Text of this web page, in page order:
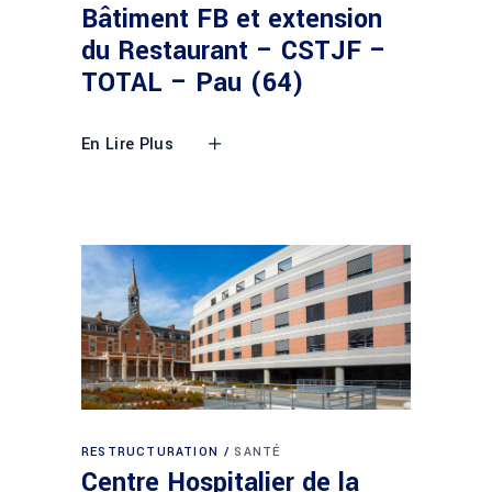
Bâtiment FB et extension
du Restaurant – CSTJF –
TOTAL – Pau (64)
En Lire Plus
RESTRUCTURATION SANTÉ
Centre Hospitalier de la